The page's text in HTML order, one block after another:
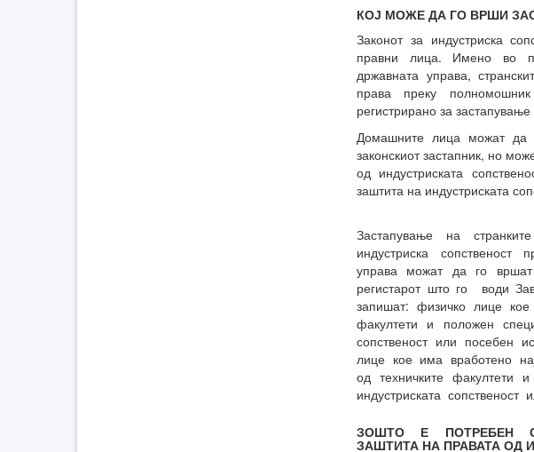
КОЈ МОЖЕ ДА ГО ВРШИ
Законот за индустриска
правни лица. Имено во
државната управа,
права преку
регистрирано за
Домашните лица можат да
законскиот застапник, но
од индустриската
заштита на индустриската
Застапување на
индустриска
управа можат да го
регистарот што го води
запишат: физичко лице
факултети и положен
сопственост или посебен
лице кое има вработено
од техничките факултети
индустриската сопственост
ЗОШТО Е ПОТРЕБЕН
ЗАШТИТА НА ПРАВАТА ОД